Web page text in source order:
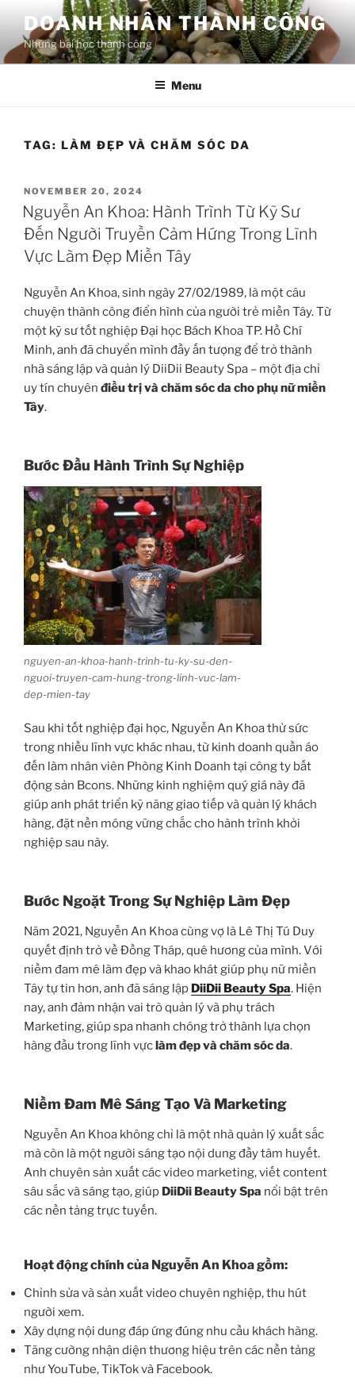
content
DOANH NHÂN THÀNH CÔNG
Những bài học thành công
Menu
TAG: LÀM ĐẸP VÀ CHĂM SÓC DA
POSTED
ON
NOVEMBER 20, 2024
Nguyễn An Khoa: Hành Trình Từ Kỹ Sư
Đến Người Truyền Cảm Hứng Trong Lĩnh
Vực Làm Đẹp Miền Tây
Nguyễn An Khoa, sinh ngày 27/02/1989, là một câu
chuyện thành công điển hình của người trẻ miền Tây. Từ
một kỹ sư tốt nghiệp Đại học Bách Khoa TP. Hồ Chí
Minh, anh đã chuyển mình đầy ấn tượng để trở thành
nhà sáng lập và quản lý DiiDii Beauty Spa – một địa chỉ
uy tín chuyên điều trị và chăm sóc da cho phụ nữ miền
Tây.
Bước Đầu Hành Trình Sự Nghiệp
nguyen-an-khoa-hanh-trinh-tu-ky-su-den-
nguoi-truyen-cam-hung-trong-linh-vuc-lam-
dep-mien-tay
Sau khi tốt nghiệp đại học, Nguyễn An Khoa thử sức
trong nhiều lĩnh vực khác nhau, từ kinh doanh quần áo
đến làm nhân viên Phòng Kinh Doanh tại công ty bất
động sản Bcons. Những kinh nghiệm quý giá này đã
giúp anh phát triển kỹ năng giao tiếp và quản lý khách
hàng, đặt nền móng vững chắc cho hành trình khởi
nghiệp sau này.
Bước Ngoặt Trong Sự Nghiệp Làm Đẹp
Năm 2021, Nguyễn An Khoa cùng vợ là Lê Thị Tú Duy
quyết định trở về Đồng Tháp, quê hương của mình. Với
niềm đam mê làm đẹp và khao khát giúp phụ nữ miền
Tây tự tin hơn, anh đã sáng lập DiiDii Beauty Spa. Hiện
nay, anh đảm nhận vai trò quản lý và phụ trách
Marketing, giúp spa nhanh chóng trở thành lựa chọn
hàng đầu trong lĩnh vựclàm đẹp và chăm sóc da.
Niềm Đam Mê Sáng Tạo Và Marketing
Nguyễn An Khoa không chỉ là một nhà quản lý xuất sắc
mà còn là một người sáng tạo nội dung đầy tâm huyết.
Anh chuyên sản xuất các video marketing, viết content
sâu sắc và sáng tạo, giúp DiiDii Beauty Spa nổi bật trên
các nền tảng trực tuyến.
Hoạt động chính của Nguyễn An Khoa gồm:
Chỉnh sửa và sản xuất video chuyên nghiệp, thu hút
người xem.
Xây dựng nội dung đáp ứng đúng nhu cầu khách hàng.
Tăng cường nhận diện thương hiệu trên các nền tảng
như YouTube, TikTok và Facebook.